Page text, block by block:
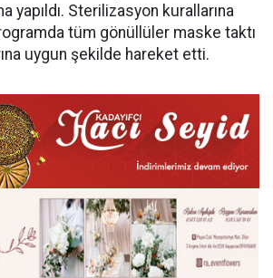
yapıldı. Sterilizasyon kurallarına
tüm gönüllüler maske taktı
uygun şekilde hareket etti.